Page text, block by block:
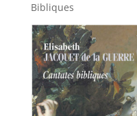
Bibliques